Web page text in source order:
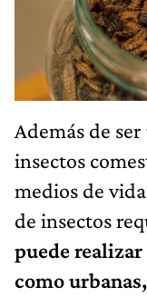
Además de
insectos
medios de
de insectos
puede
como urbanas,